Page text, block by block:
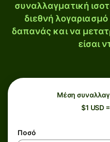
συναλλαγματική
διεθνή λογαριασμό
δαπανάς και να
είσαι
Μέση
$1 USD
Ποσό